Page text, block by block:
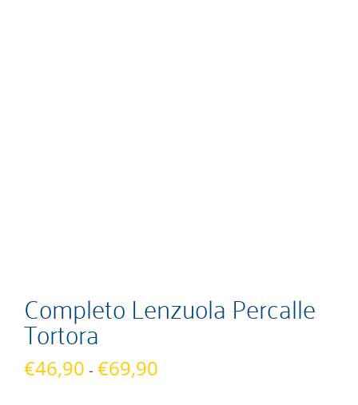
Completo Lenzuola Percalle
Tortora
€46,90 - €69,90